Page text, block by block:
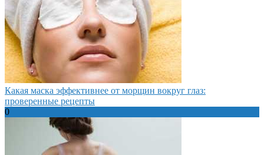
Какая маска эффективнее от морщин вокруг глаз:
проверенные рецепты
0